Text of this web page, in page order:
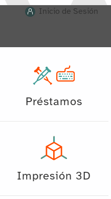
Inicio de Sesión
Préstamos
Impresión 3D